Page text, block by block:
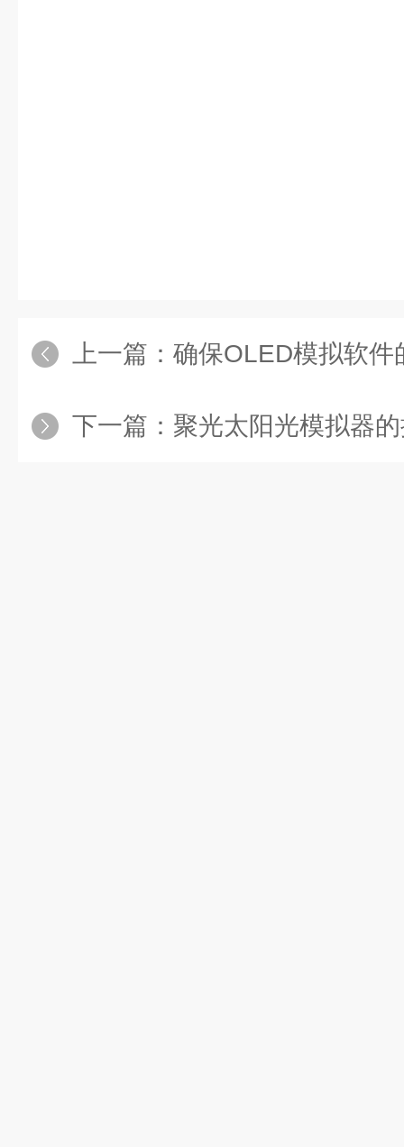
上一篇： 确保OLED模拟软件
下一篇： 聚光太阳光模拟器